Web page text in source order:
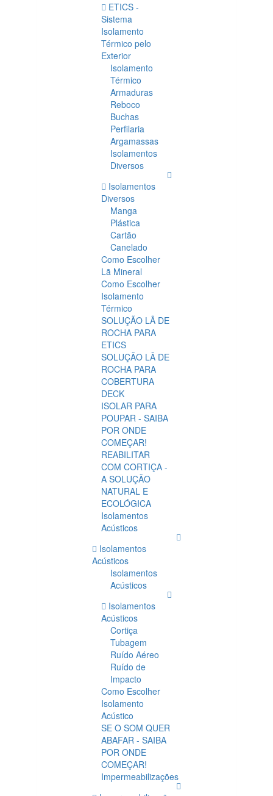
ETICS -
Sistema
Isolamento
Térmico pelo
Exterior
Isolamento
Térmico
Armaduras
Reboco
Buchas
Perfilaria
Argamassas
Isolamentos
Diversos
Isolamentos
Diversos
Manga
Plástica
Cartão
Canelado
Como Escolher
Lã Mineral
Como Escolher
Isolamento
Térmico
SOLUÇÃO LÃ DE
ROCHA PARA
ETICS
SOLUÇÃO LÃ DE
ROCHA PARA
COBERTURA
DECK
ISOLAR PARA
POUPAR - SAIBA
POR ONDE
COMEÇAR!
REABILITAR
COM CORTIÇA -
A SOLUÇÃO
NATURAL E
ECOLÓGICA
Isolamentos
Acústicos
Isolamentos
Acústicos
Isolamentos
Acústicos
Isolamentos
Acústicos
Cortiça
Tubagem
Ruído Aéreo
Ruído de
Impacto
Como Escolher
Isolamento
Acústico
SE O SOM QUER
ABAFAR - SAIBA
POR ONDE
COMEÇAR!
Impermeabilizações